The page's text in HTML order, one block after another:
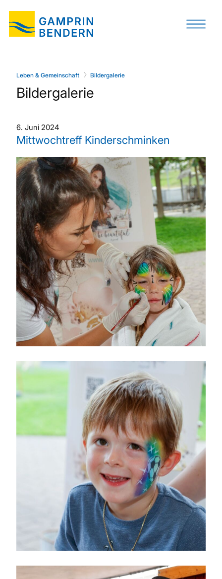
Leben & Gemeinschaft Bildergalerie
Bildergalerie
6. Juni 2024
Mittwochtreff Kinderschminken